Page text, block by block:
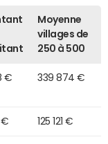
Moyenne
villages de
250 à 500
€ 339 874 €
€ 125 121 €